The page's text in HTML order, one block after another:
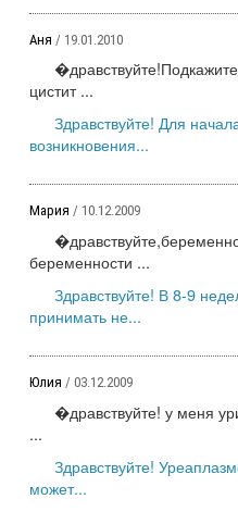
Аня / 19.01.2010
цистит ...
Здравствуйте! Для
возникновения...
Мария / 10.12.2009
беременности ...
Здравствуйте! В 8-9
принимать не...
Юлия / 03.12.2009
�дравствуйте! у меня
...
Здравствуйте!
может...